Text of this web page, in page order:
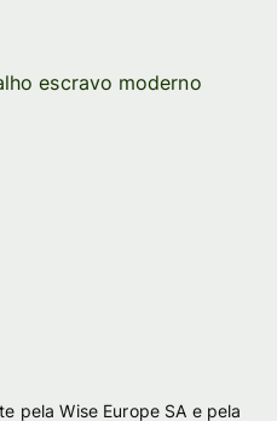
escravo moderno
pela Wise Europe SA e pela